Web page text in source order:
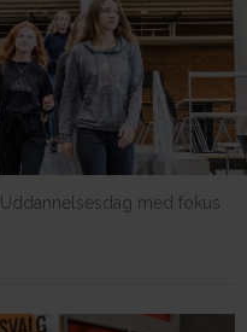
Uddannelsesdag med fokus